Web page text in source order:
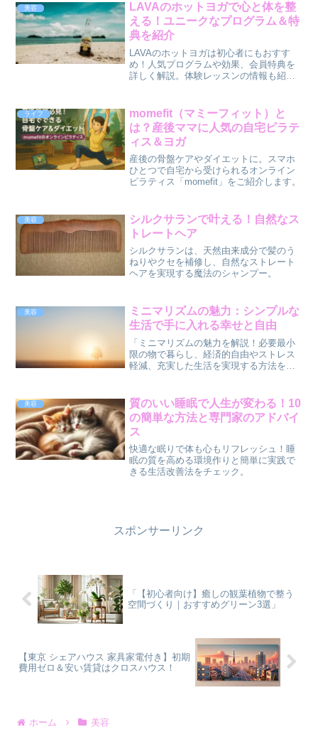
美容
LAVAのホットヨガで心と体を整
える！ユニークなプログラム＆特
典を紹介
LAVAのホットヨガは初心者にもおすす
め！人気プログラムや効果、会員特典を
詳しく解説。体験レッスンの情報も紹
ライフ
momefit（マミーフィット）と
は？産後ママに人気の自宅ピラテ
ィス＆ヨガ
産後の骨盤ケアやダイエットに。スマホ
ひとつで自宅から受けられるオンライン
ピラティス「momefit」をご紹介します。
美容
シルクサランで叶える！自然なス
トレートヘア
シルクサランは、天然由来成分で髪のう
ねりやクセを補修し、自然なストレート
ヘアを実現する魔法のシャンプー。
美容
ミニマリズムの魅力：シンプルな
生活で手に入れる幸せと自由
「ミニマリズムの魅力を解説！必要最小
限の物で暮らし、経済的自由やストレス
軽減、充実した生活を実現する方法をご
美容
質のいい睡眠で人生が変わる！10
の簡単な方法と専門家のアドバイ
ス
快適な眠りで体も心もリフレッシュ！睡
眠の質を高める環境作りと簡単に実践で
きる生活改善法をチェック。
スポンサーリンク
「【初心者向け】癒しの観葉植物で整う
空間づくり｜おすすめグリーン3選」
【東京 シェアハウス 家具家電付き】初期
費用ゼロ＆安い賃貸はクロスハウス！
ホーム 美容